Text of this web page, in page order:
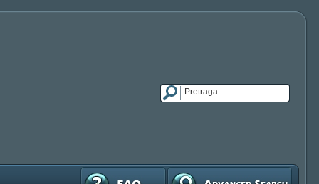
Napredna pretraga
FAQ